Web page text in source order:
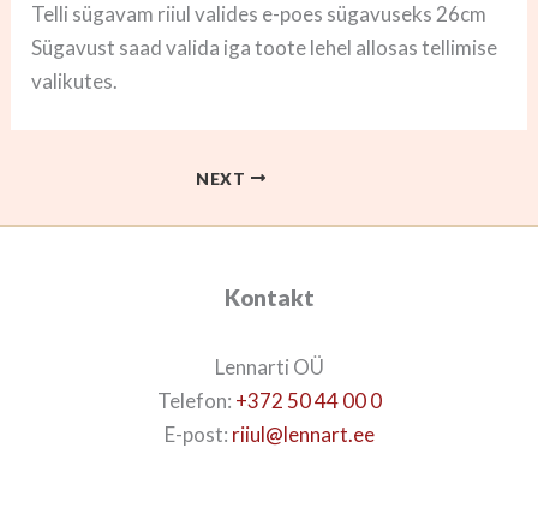
Telli sügavam riiul valides e-poes sügavuseks 26cm
Sügavust saad valida iga toote lehel allosas tellimise
valikutes.
NEXT
Kontakt
Lennarti OÜ
Telefon: +372 50 44 00 0
E-post: riiul@lennart.ee